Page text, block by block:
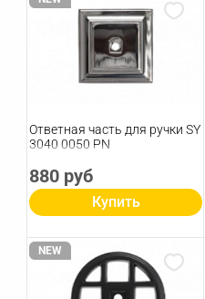
Ответная часть для ручки SY
3040 0050 PN
880 руб
Купить
NEW